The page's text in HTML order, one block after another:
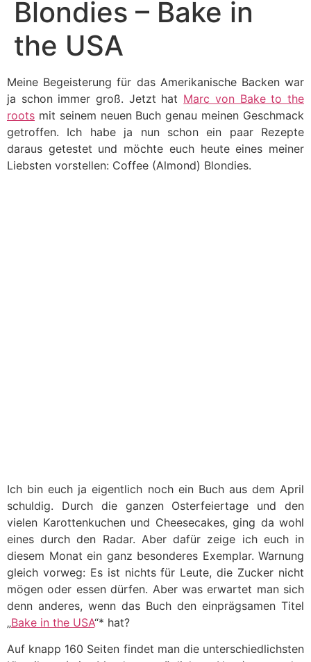
Blondies – Bake in
the USA
Meine Begeisterung für das Amerikanische Backen war
ja schon immer groß. Jetzt hat Marc von Bake to the
roots mit seinem neuen Buch genau meinen Geschmack
getroffen. Ich habe ja nun schon ein paar Rezepte
daraus getestet und möchte euch heute eines meiner
Liebsten vorstellen: Coffee (Almond) Blondies.
Ich bin euch ja eigentlich noch ein Buch aus dem April
schuldig. Durch die ganzen Osterfeiertage und den
vielen Karottenkuchen und Cheesecakes, ging da wohl
eines durch den Radar. Aber dafür zeige ich euch in
diesem Monat ein ganz besonderes Exemplar. Warnung
gleich vorweg: Es ist nichts für Leute, die Zucker nicht
mögen oder essen dürfen. Aber was erwartet man sich
denn anderes, wenn das Buch den einprägsamen Titel
„Bake in the USA“* hat?
Auf knapp 160 Seiten findet man die unterschiedlichsten